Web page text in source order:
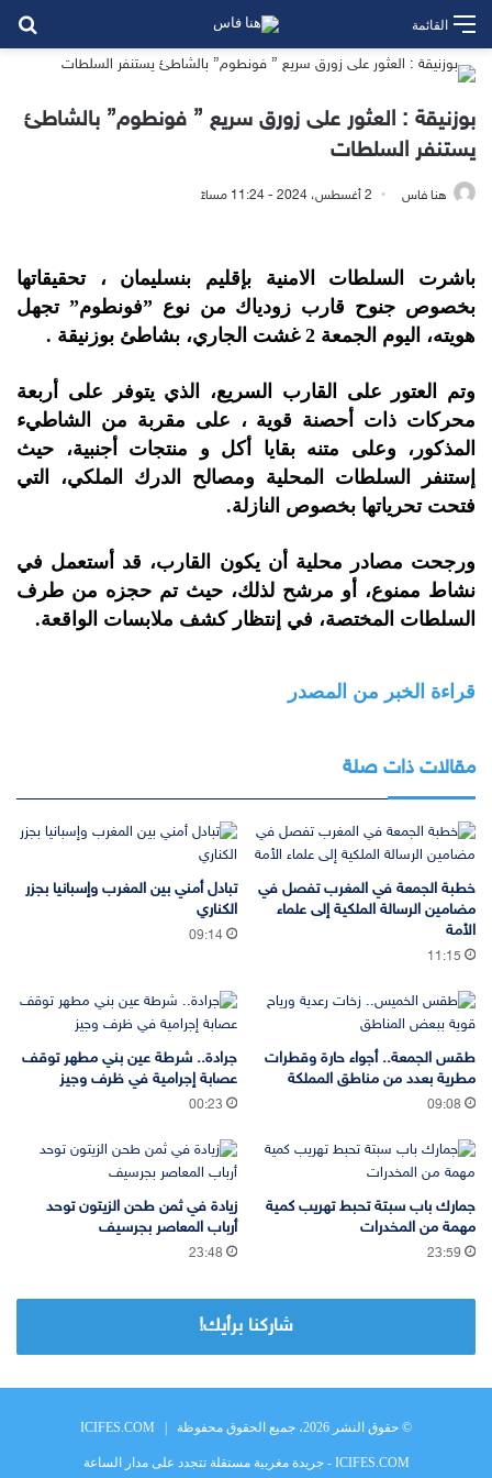
القائمة
بوزنيقة : العثور على زورق سريع ” فونطوم” بالشاطئ
يستنفر السلطات
هنا فاس 2 أغسطس، 2024 - 11:24 مساءً
باشرت السلطات الامنية بإقليم بنسليمان ، تحقيقاتها
بخصوص جنوح قارب زودياك من نوع ”فونطوم” تجهل
هويته، اليوم الجمعة 2 غشت الجاري، بشاطئ بوزنيقة .
وتم العتور على القارب السريع، الذي يتوفر على أربعة
محركات ذات أحصنة قوية ، على مقربة من الشاطيء
المذكور، وعلى متنه بقايا أكل و منتجات أجنبية، حيث
إستنفر السلطات المحلية ومصالح الدرك الملكي، التي
فتحت تحرياتها بخصوص النازلة.
ورجحت مصادر محلية أن يكون القارب، قد أستعمل في
نشاط ممنوع، أو مرشح لذلك، حيث تم حجزه من طرف
السلطات المختصة، في إنتظار كشف ملابسات الواقعة.
قراءة الخبر من المصدر
مقالات ذات صلة
خطبة الجمعة في المغرب تفصل في
مضامين الرسالة الملكية إلى علماء
الأمة
11:15
تبادل أمني بين المغرب وإسبانيا بجزر
الكناري
09:14
طقس الجمعة.. أجواء حارة وقطرات
مطرية بعدد من مناطق المملكة
09:08
جرادة.. شرطة عين بني مطهر توقف
عصابة إجرامية في ظرف وجيز
00:23
جمارك باب سبتة تحبط تهريب كمية
مهمة من المخدرات
23:59
زيادة في ثمن طحن الزيتون توحد
أرباب المعاصر بجرسيف
23:48
شاركنا برأيك!
© حقوق النشر 2026، جميع الحقوق محفوظة | ICIFES.COM
ICIFES.COM - جريدة مغربية مستقلة تتجدد على مدار الساعة